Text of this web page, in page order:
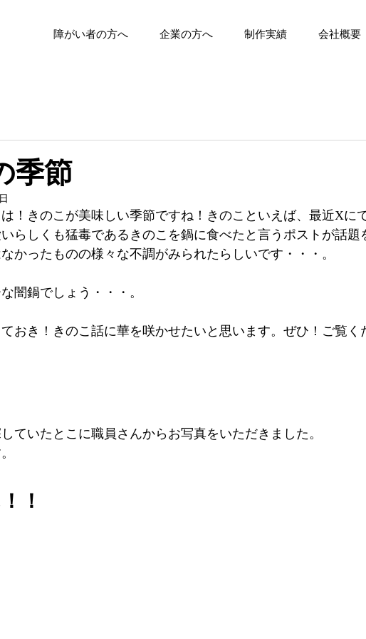
障がい者の方へ 企業の方へ 制作実績 会社概要
季節
！きのこが美味しい季節ですね！きのこといえば、最近Xに
らしくも猛毒であるきのこを鍋に食べたと言うポストが話題
かったものの様々な不調がみられたらしいです・・・。
闇鍋でしょう・・・。
おき！きのこ話に華を咲かせたいと思います。ぜひ！ご覧く
ていたとこに職員さんからお写真をいただきました。
！